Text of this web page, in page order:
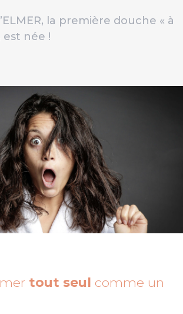
la première douche « à
est née !
tout seul comme un